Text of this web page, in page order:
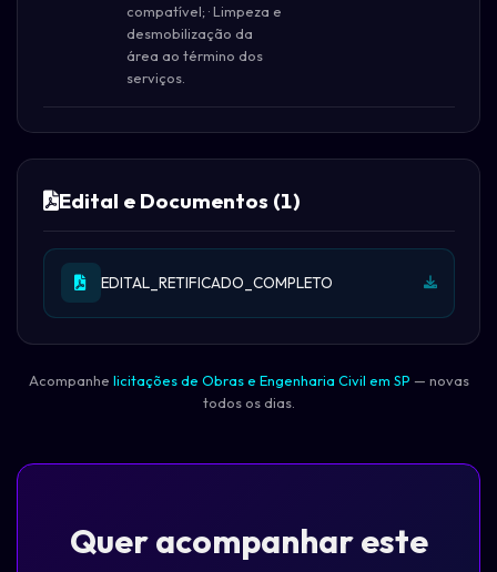
compatível; · Limpeza e
desmobilização da
área ao término dos
serviços.
Edital e Documentos (1)
EDITAL_RETIFICADO_COMPLETO
Acompanhe licitações de Obras e Engenharia Civil em SP — novas
todos os dias.
Quer acompanhar este